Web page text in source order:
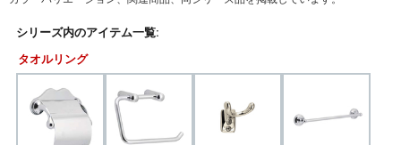
シリーズ内のアイテム一覧:
タオルリング